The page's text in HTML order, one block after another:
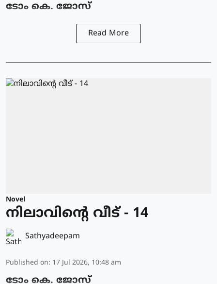
ടോം കെ. ജോസ്
Read More
Novel
നിലാവിന്റെ വീട് - 14
Sathyadeepam
Published on: 17 Jul 2026, 10:48 am
ടോം കെ. ജോസ്